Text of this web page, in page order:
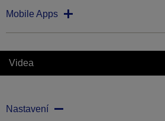
Mobile Apps
Videa
Nastavení